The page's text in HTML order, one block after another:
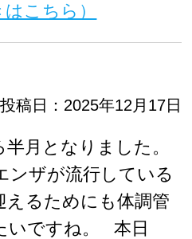
こちら）
投稿日：2025年12月17日
月となりました。
ンザが流行している
えるためにも体調管
いですね。 本日